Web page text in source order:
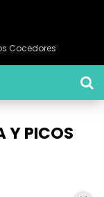
Cocedores
Y PICOS